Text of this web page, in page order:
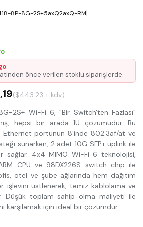
8P-8G-2S+5axQ2axQ-RM
önce verilen stoklu siparişlerde.
($443.23 + kdv)
2S+ Wi-Fi 6, "Bir Switch'ten Fazlası"
hepsi bir arada 1U çözümüdür. Bu
Ethernet portunun 8'inde 802.3af/at ve
sunarken, 2 adet 10G SFP+ uplink ile
sağlar. 4x4 MIMO Wi-Fi 6 teknolojisi,
CPU ve 98DX226S switch-chip ile
otel ve şube ağlarında hem dağıtım
işlevini üstlenerek, temiz kablolama ve
Düşük toplam sahip olma maliyeti ile
karşılamak için ideal bir çözümdür.